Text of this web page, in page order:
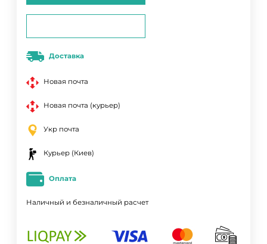
Доставка
Новая почта
Новая почта (курьер)
Укр почта
Курьер (Киев)
Оплата
Наличный и безналичный расчет